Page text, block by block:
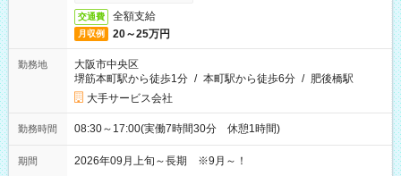
交通費 全額支給
月収例 20～25万円
勤務地
大阪市中央区
堺筋本町駅から徒歩1分 / 本町駅から徒歩6分 / 肥後橋駅
大手サービス会社
勤務時間 08:30～17:00(実働7時間30分 休憩1時間)
期間 2026年09月上旬～長期 ※9月～！